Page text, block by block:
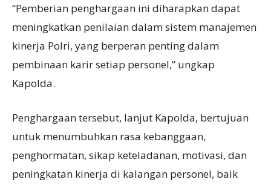
“Pemberian penghargaan ini diharapkan dapat
meningkatkan penilaian dalam sistem manajemen
kinerja Polri, yang berperan penting dalam
pembinaan karir setiap personel,” ungkap
Kapolda.
Penghargaan tersebut, lanjut Kapolda, bertujuan
untuk menumbuhkan rasa kebanggaan,
penghormatan, sikap keteladanan, motivasi, dan
peningkatan kinerja di kalangan personel, baik